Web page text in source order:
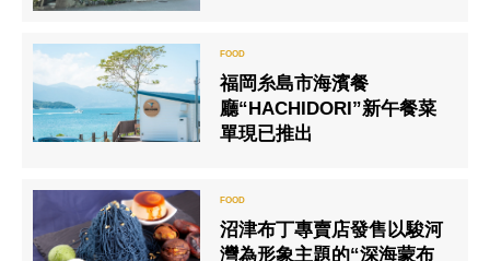
福岡糸島市海濱餐
廳“HACHIDORI”新午餐菜
單現已推出
沼津布丁專賣店發售以駿河
灣為形象主題的“深海蒙布